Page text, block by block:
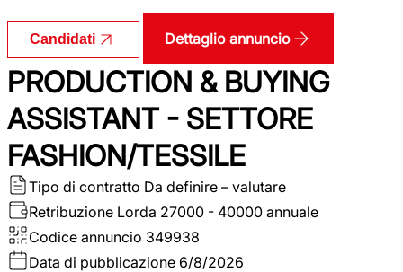
Candidati Dettaglio annuncio
PRODUCTION & BUYING
ASSISTANT - SETTORE
FASHION/TESSILE
Tipo di contratto Da definire – valutare
Retribuzione Lorda 27000 - 40000 annuale
Codice annuncio 349938
Data di pubblicazione 6/8/2026